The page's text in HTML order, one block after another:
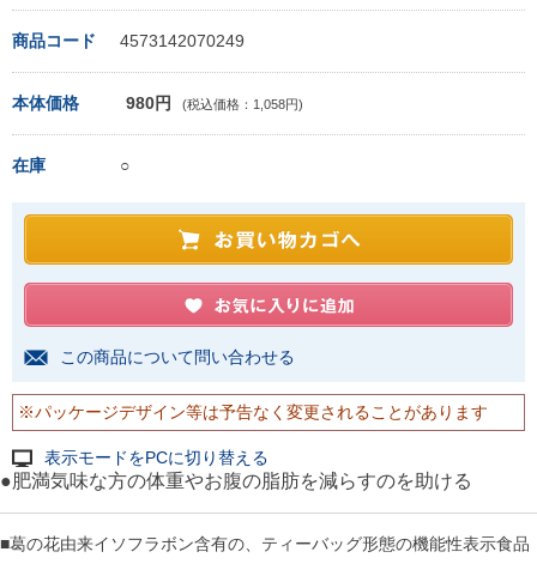
商品コード 4573142070249
本体価格 980円 (税込価格：1,058円)
在庫 ○
この商品について問い合わせる
※パッケージデザイン等は予告なく変更されることがあります
表示モードをPCに切り替える
●肥満気味な方の体重やお腹の脂肪を減らすのを助ける
■葛󠄀の花由来イソフラボン含有の、ティーバッグ形態の機能性表示食品